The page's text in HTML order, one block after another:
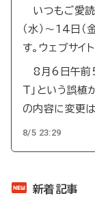
いつもご愛読
（水）～14日
す。ウェブサイ
8月6日午前5
T」という誤植
の内容に変更は
8/5 23:29
新着記事